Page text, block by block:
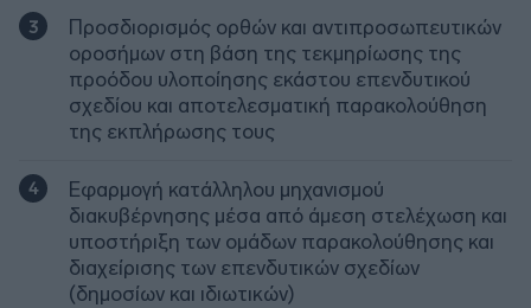
Προσδιορισμός ορθών και αντιπροσωπευτικών
οροσήμων στη βάση της τεκμηρίωσης της
προόδου υλοποίησης εκάστου επενδυτικού
σχεδίου και αποτελεσματική παρακολούθηση
της εκπλήρωσης τους
Εφαρμογή κατάλληλου μηχανισμού
διακυβέρνησης μέσα από άμεση στελέχωση και
υποστήριξη των ομάδων παρακολούθησης και
διαχείρισης των επενδυτικών σχεδίων
(δημοσίων και ιδιωτικών)